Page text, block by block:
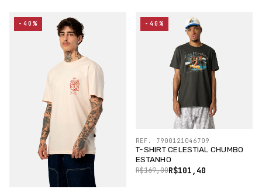
-40%
T-SHIRT CELESTIAL CHUMBO
ESTANHO
R$101,40
R$169,00
REF. 7900121046709
-40%